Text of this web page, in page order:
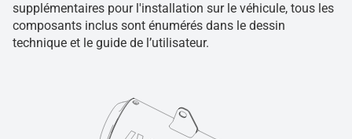
supplémentaires pour l'installation sur le véhicule, tous les
composants inclus sont énumérés dans le dessin
technique et le guide de l’utilisateur.